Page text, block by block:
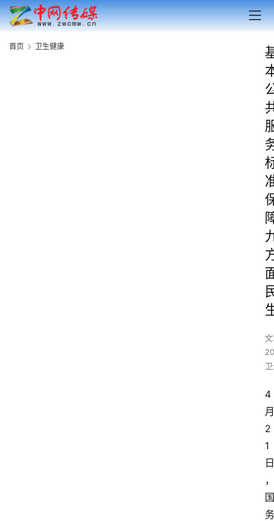
首页 卫生健康
4
月
2
1
日
，
国
务